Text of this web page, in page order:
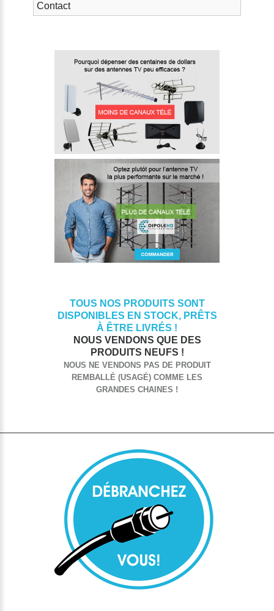
Contact
TOUS NOS PRODUITS SONT
DISPONIBLES EN STOCK, PRÊTS
À ÊTRE LIVRÉS !
NOUS VENDONS QUE DES
PRODUITS NEUFS !
NOUS NE VENDONS PAS DE PRODUIT
REMBALLÉ (USAGÉ) COMME LES
GRANDES CHAINES !